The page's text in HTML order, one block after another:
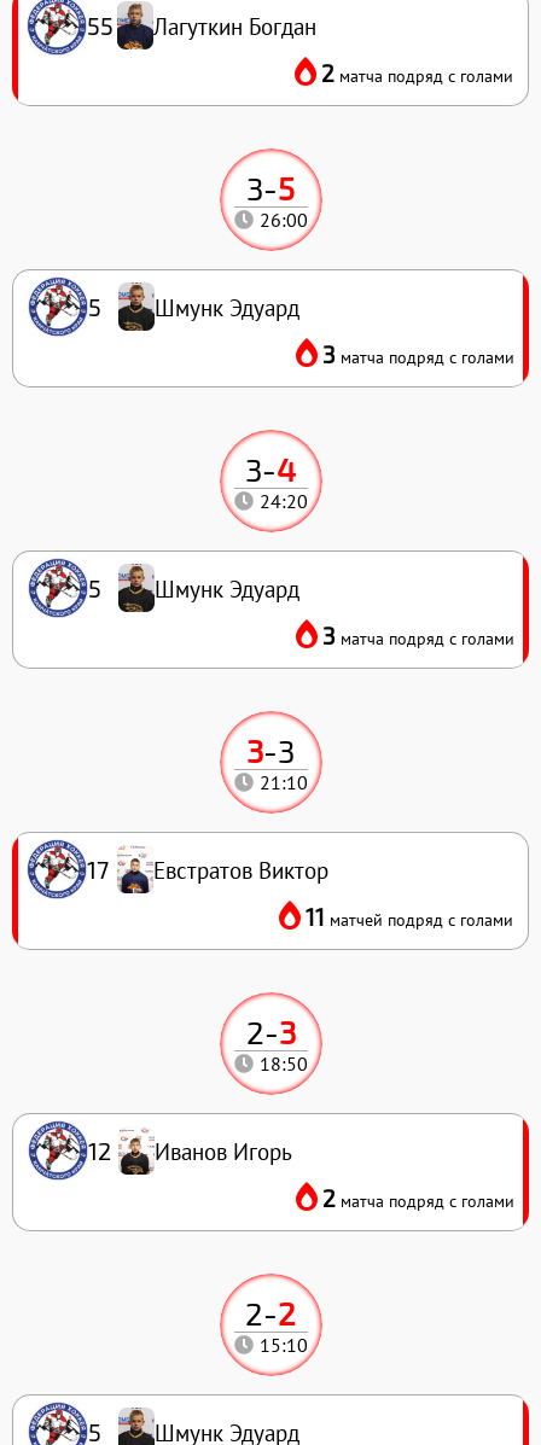
2-2
15:10
5 Шмунк Эдуард
2-3
18:50
12 Иванов Игорь
2 матча подряд с голами
3-3
21:10
17 Евстратов Виктор
11 матчей подряд с голами
3-4
24:20
5 Шмунк Эдуард
3 матча подряд с голами
3-5
26:00
5 Шмунк Эдуард
3 матча подряд с голами
55 Лагуткин Богдан
2 матча подряд с голами